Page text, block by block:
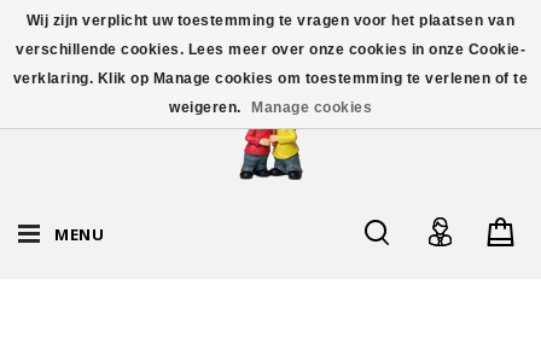
MENU
Wij zijn verplicht uw toestemming te vragen voor het plaatsen van
verschillende cookies. Lees meer over onze cookies in onze Cookie-
verklaring. Klik op Manage cookies om toestemming te verlenen of te
weigeren.
Manage cookies